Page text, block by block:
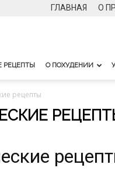
ГЛАВНАЯ О
РЕЦЕПТЫ О ПОХУДЕНИИ
рецепты